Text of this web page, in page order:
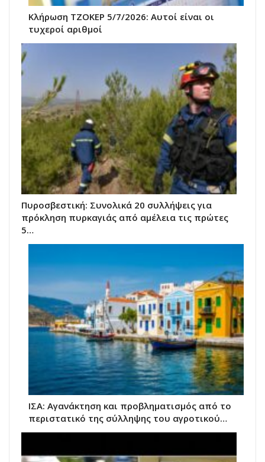
Κλήρωση ΤΖΟΚΕΡ 5/7/2026: Αυτοί είναι οι
τυχεροί αριθμοί
Πυροσβεστική: Συνολικά 20 συλλήψεις για
πρόκληση πυρκαγιάς από αμέλεια τις πρώτες
5…
ΙΣΑ: Αγανάκτηση και προβληματισμός από το
περιστατικό της σύλληψης του αγροτικού…